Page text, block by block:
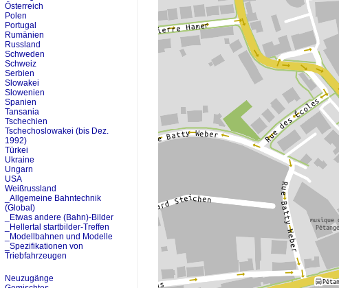
Österreich
Polen
Portugal
Rumänien
Russland
Schweden
Schweiz
Serbien
Slowakei
Slowenien
Spanien
Tansania
Tschechien
Tschechoslowakei (bis Dez.
1992)
Türkei
Ukraine
Ungarn
USA
Weißrussland
_Allgemeine Bahntechnik
(Global)
_Etwas andere (Bahn)-Bilder
_Hellertal startbilder-Treffen
_Modellbahnen und Modelle
_Spezifikationen von
Triebfahrzeugen
Neuzugänge